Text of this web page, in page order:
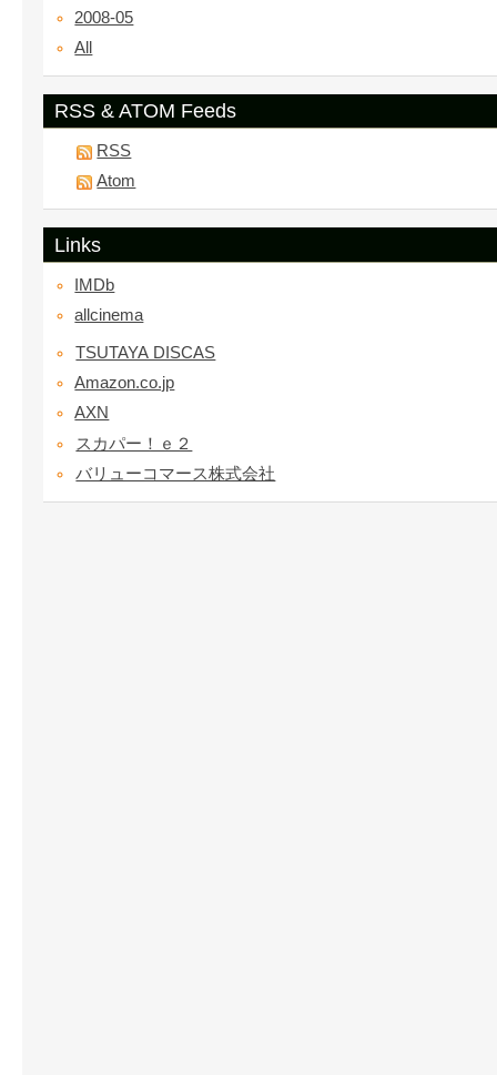
2008-05
All
RSS & ATOM Feeds
RSS
Atom
Links
IMDb
allcinema
TSUTAYA DISCAS
Amazon.co.jp
AXN
スカパー！ｅ２
バリューコマース株式会社